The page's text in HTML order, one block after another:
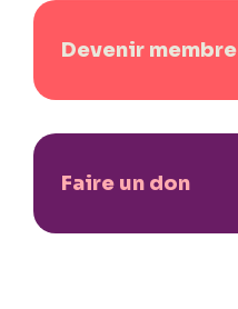
Devenir membre
Faire un don